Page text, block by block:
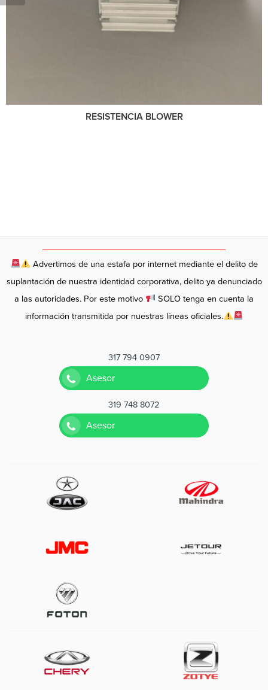
RESISTENCIA BLOWER
Advertimos de una estafa por internet mediante el delito de
suplantación de nuestra identidad corporativa, delito ya denunciado
a las autoridades. Por este motivo
SOLO tenga en cuenta la
información transmitida por nuestras líneas oficiales.
317 794 0907
Asesor
319 748 8072
Asesor